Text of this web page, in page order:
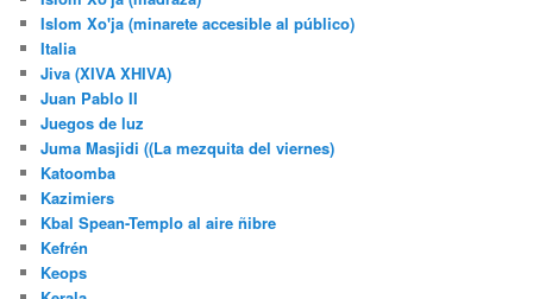
Islom Xo'ja (minarete accesible al público)
Italia
Jiva (XIVA XHIVA)
Juan Pablo II
Juegos de luz
Juma Masjidi ((La mezquita del viernes)
Katoomba
Kazimiers
Kbal Spean-Templo al aire ñibre
Kefrén
Keops